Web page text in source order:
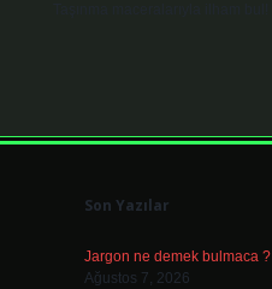
Son Yazılar
Jargon ne demek bulmaca ?
Ağustos 7, 2026